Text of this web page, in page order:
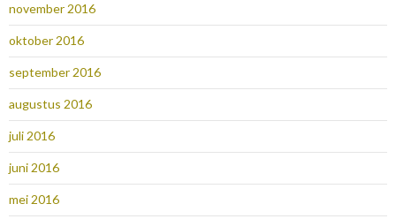
november 2016
oktober 2016
september 2016
augustus 2016
juli 2016
juni 2016
mei 2016